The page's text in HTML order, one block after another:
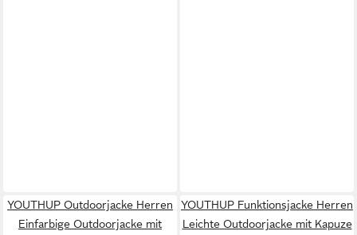
YOUTHUP Outdoorjacke Herren
Einfarbige Outdoorjacke mit
YOUTHUP Funktionsjacke Herren
Leichte Outdoorjacke mit Kapuze